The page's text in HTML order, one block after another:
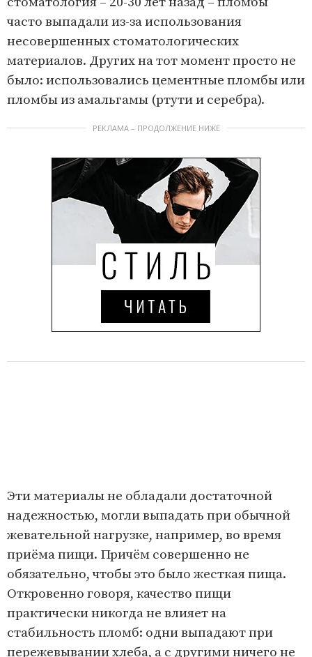
часто выпадали из-за использования
несовершенных стоматологических
материалов. Других на тот момент просто не
было: использовались цементные пломбы или
пломбы из амальгамы (ртути и серебра).
РЕКЛАМА – ПРОДОЛЖЕНИЕ НИЖЕ
Эти материалы не обладали достаточной
надежностью, могли выпадать при обычной
жевательной нагрузке, например, во время
приёма пищи. Причём совершенно не
обязательно, чтобы это было жесткая пища.
Откровенно говоря, качество пищи
практически никогда не влияет на
стабильность пломб: одни выпадают при
пережевывании хлеба, а с другими ничего не